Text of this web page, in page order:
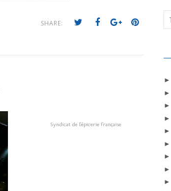
SHARE:
Syndicat de l'épicerie française
►
►
►
►
►
►
►
►
►